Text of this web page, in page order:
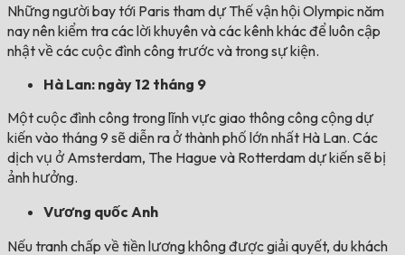
Những người bay tới Paris tham dự Thế vận hội Olympic năm
nay nên kiểm tra các lời khuyên và các kênh khác để luôn cập
nhật về các cuộc đình công trước và trong sự kiện.
Hà Lan: ngày 12 tháng 9
Một cuộc đình công trong lĩnh vực giao thông công cộng dự
kiến ​​​​vào tháng 9 sẽ diễn ra ở thành phố lớn nhất Hà Lan. Các
dịch vụ ở Amsterdam, The Hague và Rotterdam dự kiến ​​sẽ bị
ảnh hưởng.
Vương quốc Anh
Nếu tranh chấp về tiền lương không được giải quyết, du khách